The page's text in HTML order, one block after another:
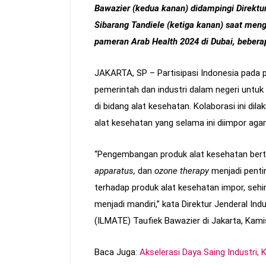
Bawazier (kedua kanan) didampingi
Sibarang Tandiele (ketiga kanan) saat
pameran Arab Health 2024 di Dubai,
JAKARTA, SP – Partisipasi Indonesia
pemerintah dan industri dalam negeri
di bidang alat kesehatan. Kolaborasi ini
alat kesehatan yang selama ini diimpor
“Pengembangan produk alat kesehatan
apparatus, dan ozone therapymenjadi
terhadap produk alat kesehatan impor,
menjadi mandiri,” kata Direktur Jenderal
(ILMATE) Taufiek Bawazier di Jakarta,
Baca Juga: Akselerasi Daya Saing Industri,